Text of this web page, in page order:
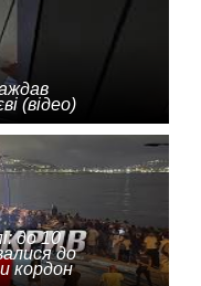
(відео)
до 10
до
кордон